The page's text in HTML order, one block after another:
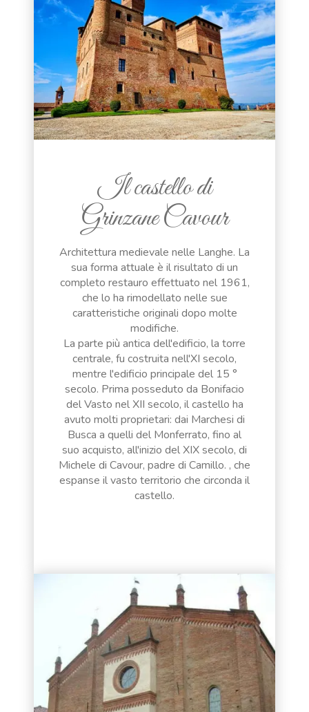
Il castello di
Grinzane Cavour
Architettura medievale nelle Langhe. La
sua forma attuale è il risultato di un
completo restauro effettuato nel 1961,
che lo ha rimodellato nelle sue
caratteristiche originali dopo molte
modifiche.
La parte più antica dell'edificio, la torre
centrale, fu costruita nell'XI secolo,
mentre l'edificio principale del 15 °
secolo. Prima posseduto da Bonifacio
del Vasto nel XII secolo, il castello ha
avuto molti proprietari: dai Marchesi di
Busca a quelli del Monferrato, fino al
suo acquisto, all'inizio del XIX secolo, di
Michele di Cavour, padre di Camillo. , che
espanse il vasto territorio che circonda il
castello.